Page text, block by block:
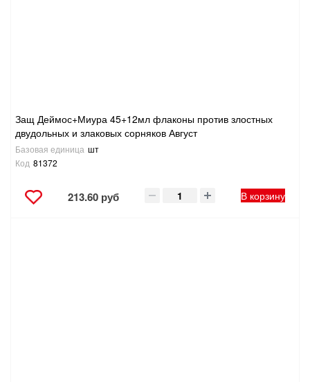
Защ Деймос+Миура 45+12мл флаконы против злостных
двудольных и злаковых сорняков Август
Базовая единица шт
Код 81372
213.60 руб В корзину